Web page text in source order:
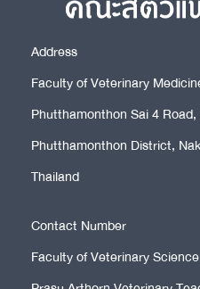
Address
Faculty of Veterinary
Phutthamonthon Sai 4
Phutthamonthon District,
Thailand
Contact Number
Faculty of Veterinary